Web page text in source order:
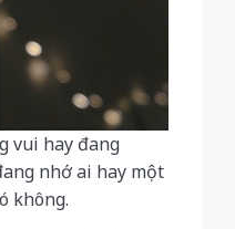
vui hay đang
nhớ ai hay một
không.